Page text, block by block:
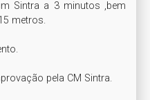
Sintra a 3 minutos ,bem
metros.
pela CM Sintra.